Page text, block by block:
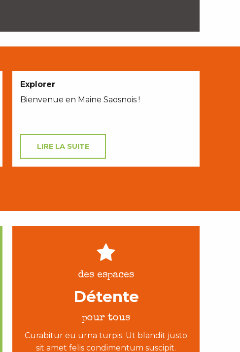
Explorer
Bienvenue en Maine Saosnois !
LIRE LA SUITE
des espaces
Détente
pour tous
Curabitur eu urna turpis. Ut blandit justo
sit amet felis condimentum suscipit.